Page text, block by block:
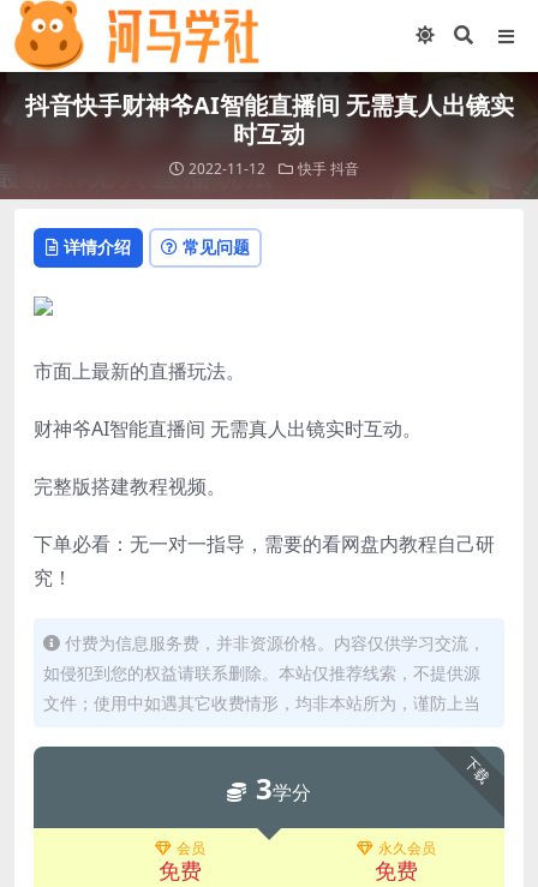
抖音快手财神爷AI智能直播间 无需真人出镜实
时互动
2022-11-12 快手抖音
详情介绍 常见问题
市面上最新的直播玩法。
财神爷AI智能直播间 无需真人出镜实时互动。
完整版搭建教程视频。
下单必看：无一对一指导，需要的看网盘内教程自己研
究！
付费为信息服务费，并非资源价格。内容仅供学习交流，
如侵犯到您的权益请联系删除。本站仅推荐线索，不提供源
文件；使用中如遇其它收费情形，均非本站所为，谨防上当
下载
3学分
会员
免费
永久会员
免费